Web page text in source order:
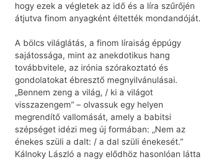
hogy ezek a végletek az idő és a líra szűrőjén
átjutva finom anyagként éltették mondandóját.
A bölcs világlátás, a finom líraiság éppúgy
sajátossága, mint az anekdotikus hang
továbbvitele, az irónia szórakoztató és
gondolatokat ébresztő megnyilvánulásai.
„Bennem zeng a világ, / ki a világot
visszazengem” – olvassuk egy helyen
megrendítő vallomását, amely a babitsi
szépséget idézi meg új formában: „Nem az
énekes szüli a dalt: / a dal szüli énekesét.”
Kálnoky László a nagy elődhöz hasonlóan látta